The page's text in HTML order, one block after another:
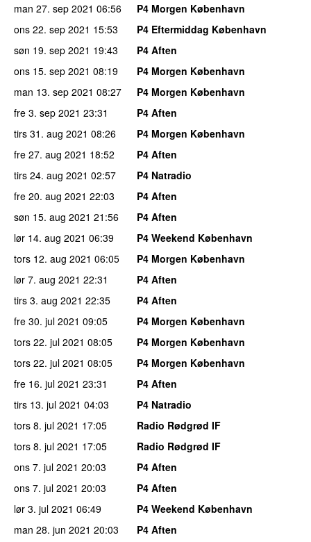
man 27. sep 2021 06:56
P4 Morgen København
ons 22. sep 2021 15:53
P4 Eftermiddag København
søn 19. sep 2021 19:43
P4 Aften
ons 15. sep 2021 08:19
P4 Morgen København
man 13. sep 2021 08:27
P4 Morgen København
fre 3. sep 2021 23:31
P4 Aften
tirs 31. aug 2021 08:26
P4 Morgen København
fre 27. aug 2021 18:52
P4 Aften
tirs 24. aug 2021 02:57
P4 Natradio
fre 20. aug 2021 22:03
P4 Aften
søn 15. aug 2021 21:56
P4 Aften
lør 14. aug 2021 06:39
P4 Weekend København
tors 12. aug 2021 06:05
P4 Morgen København
lør 7. aug 2021 22:31
P4 Aften
tirs 3. aug 2021 22:35
P4 Aften
fre 30. jul 2021 09:05
P4 Morgen København
tors 22. jul 2021 08:05
P4 Morgen København
tors 22. jul 2021 08:05
P4 Morgen København
fre 16. jul 2021 23:31
P4 Aften
tirs 13. jul 2021 04:03
P4 Natradio
tors 8. jul 2021 17:05
Radio Rødgrød IF
tors 8. jul 2021 17:05
Radio Rødgrød IF
ons 7. jul 2021 20:03
P4 Aften
ons 7. jul 2021 20:03
P4 Aften
lør 3. jul 2021 06:49
P4 Weekend København
man 28. jun 2021 20:03
P4 Aften